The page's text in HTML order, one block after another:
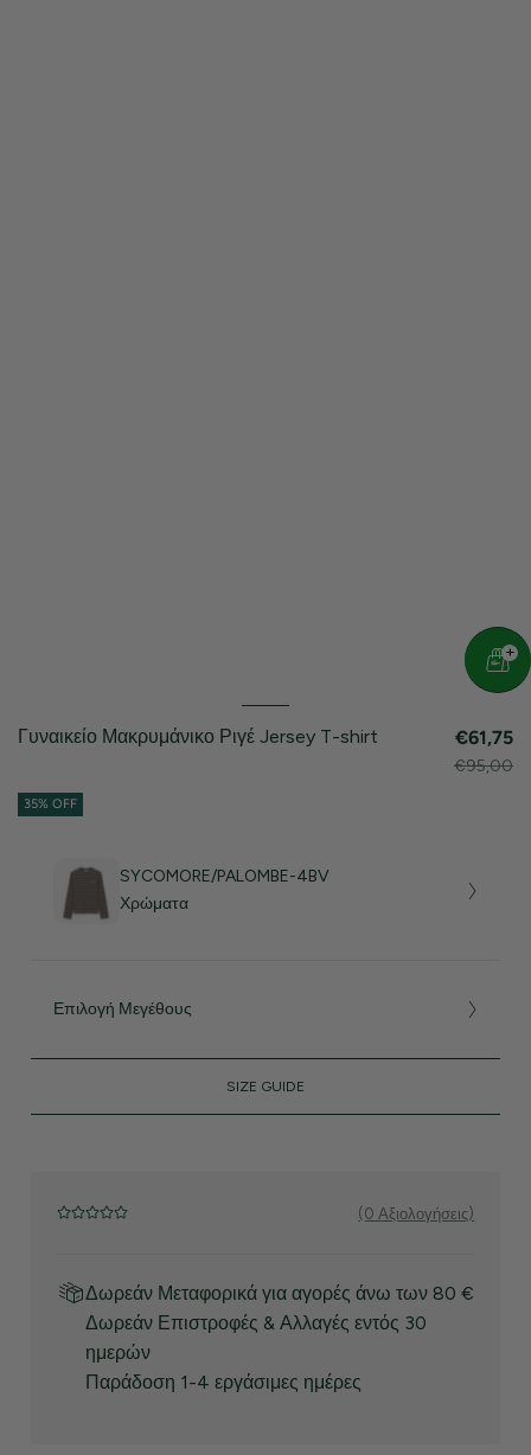
Γυναικείο Μακρυμάνικο Ριγέ Jersey T-shirt €61,75
€95,00
35% OFF
SYCOMORE/PALOMBE-4BV
Χρώματα
Επιλογή Μεγέθους
SIZE GUIDE
(0 Αξιολογήσεις)
Δωρεάν Μεταφορικά για αγορές άνω των 80 €
Δωρεάν Επιστροφές & Αλλαγές εντός 30
ημερών
Παράδοση 1-4 εργάσιμες ημέρες